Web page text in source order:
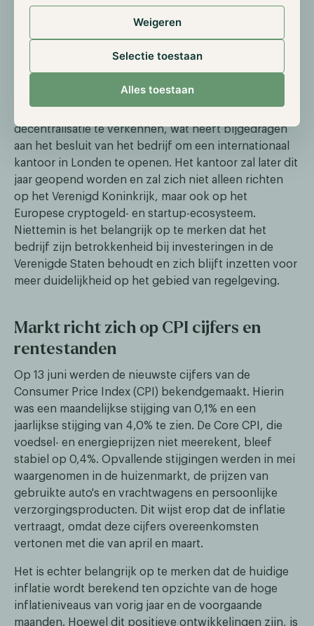
Weigeren
Selectie toestaan
Alles toestaan
Er zijn steeds meer aanwijzingen voor een
verschuiving in de durfkapitaal sector nu Andreessen
Horowitz (a16z), een belangrijke speler in deze
branche, heeft besloten om zijn eerste internationale
kantoor in Londen te openen. De Britse regering
heeft door het omarmen van een passende
decentralisatie te verkennen, wat heeft bijgedragen
aan het besluit van het bedrijf om een internationaal
kantoor in Londen te openen. Het kantoor zal later dit
jaar geopend worden en zal zich niet alleen richten
op het Verenigd Koninkrijk, maar ook op het
Europese cryptogeld- en startup-ecosysteem.
Niettemin is het belangrijk op te merken dat het
bedrijf zijn betrokkenheid bij investeringen in de
Verenigde Staten behoudt en zich blijft inzetten voor
meer duidelijkheid op het gebied van regelgeving.
Markt richt zich op CPI cijfers en
rentestanden
Op 13 juni werden de nieuwste cijfers van de
Consumer Price Index (CPI) bekendgemaakt. Hierin
was een maandelijkse stijging van 0,1% en een
jaarlijkse stijging van 4,0% te zien. De Core CPI, die
voedsel- en energieprijzen niet meerekent, bleef
stabiel op 0,4%. Opvallende stijgingen werden in mei
waargenomen in de huizenmarkt, de prijzen van
gebruikte auto's en vrachtwagens en persoonlijke
verzorgingsproducten. Dit wijst erop dat de inflatie
vertraagt, omdat deze cijfers overeenkomsten
vertonen met die van april en maart.
Het is echter belangrijk op te merken dat de huidige
inflatie wordt berekend ten opzichte van de hoge
inflatieniveaus van vorig jaar en de voorgaande
maanden. Hoewel dit positieve ontwikkelingen zijn, is